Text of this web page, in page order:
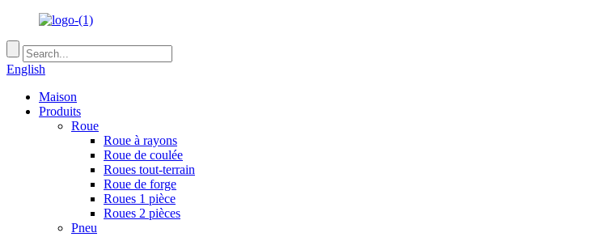
English
Maison
Produits
Roue
Roue à rayons
Roue de coulée
Roues tout-terrain
Roue de forge
Roues 1 pièce
Roues 2 pièces
Pneu